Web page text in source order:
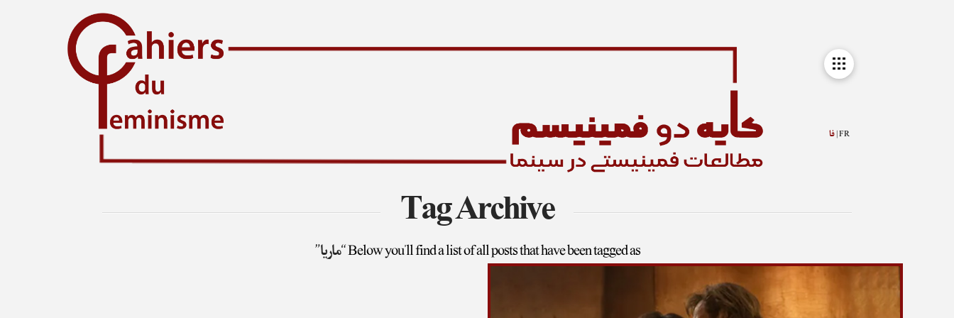
FR | فا
Tag Archive
Below you'll find a list of all posts that have been tagged as“ماریا”